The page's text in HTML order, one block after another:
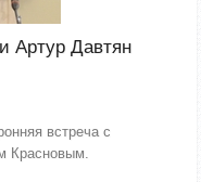
Артур Давтян
встреча с
Красновым.